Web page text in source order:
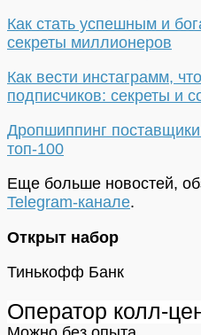
Как стать успешным и
секреты миллионеров
Как вести инстаграмм,
подписчиков: секреты и
Дропшиппинг
топ-100
Еще больше новостей,
Telegram-канале.
Открыт набор
Тинькофф Банк
Оператор колл-